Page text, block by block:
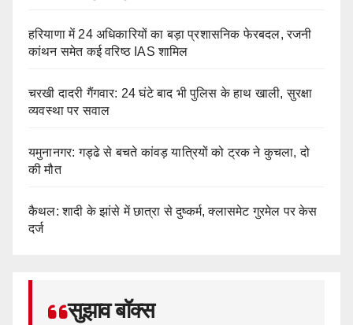
हरियाणा में 24 अधिकारियों का बड़ा प्रशासनिक फेरबदल, रजनी
कांथन समेत कई वरिष्ठ IAS शामिल
चरखी दादरी गैंगवार: 24 घंटे बाद भी पुलिस के हाथ खाली, सुरक्षा
व्यवस्था पर सवाल
यमुनानगर: गड्ढे से बचते कांवड़ यात्रियों को ट्रक ने कुचला, दो
की मौत
कैथल: शादी के झांसे में छात्रा से दुष्कर्म, क्लासमेट गुरमेल पर केस
दर्ज
सुझाव बॉक्स